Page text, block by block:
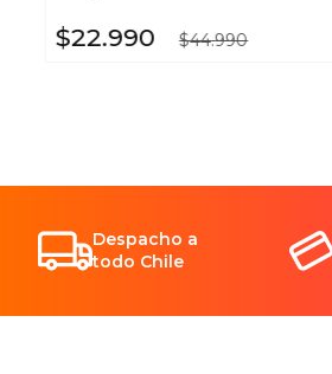
$22.990 $44.990
Despacho a
todo Chile